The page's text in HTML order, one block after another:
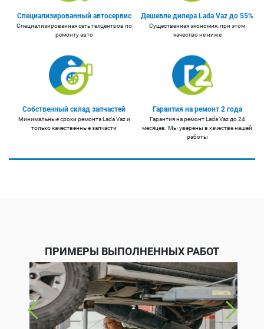
Специализированный автосервис
Специализированная сеть техцентров по
ремонту авто
Дешевле дилера Lada Vaz до 55%
Существенная экономия, при этом
качество не ниже
Собственный склад запчастей
Минимальные сроки ремонта Lada Vaz и
только качественные запчасти
Гарантия на ремонт 2 года
Гарантия на ремонт Lada Vaz до 24
месяцев. Мы уверены в качестве нашей
работы
ПРИМЕРЫ ВЫПОЛНЕННЫХ РАБОТ